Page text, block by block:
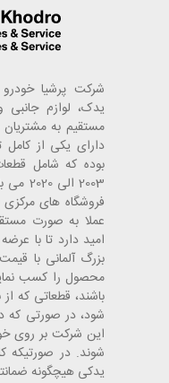
یدک، لوازم
مستقیم به
دارای یکی از کامل
بوده که شامل
2003
فروشگاه های
عملا به صورت
امید دارد تا با
بزرگ آلمانی با
محصول را کسب
باشند، قطعاتی که
شود، در صورتی که
این شرکت بر روی
شوند. در صورتیکه
یدکی هیچگونه